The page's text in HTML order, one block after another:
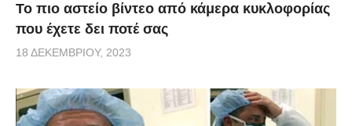
Το πιο αστείο βίντεο από κάμερα κυκλοφορίας
που έχετε δει ποτέ σας
18 ΔΕΚΕΜΒΡΊΟΥ, 2023